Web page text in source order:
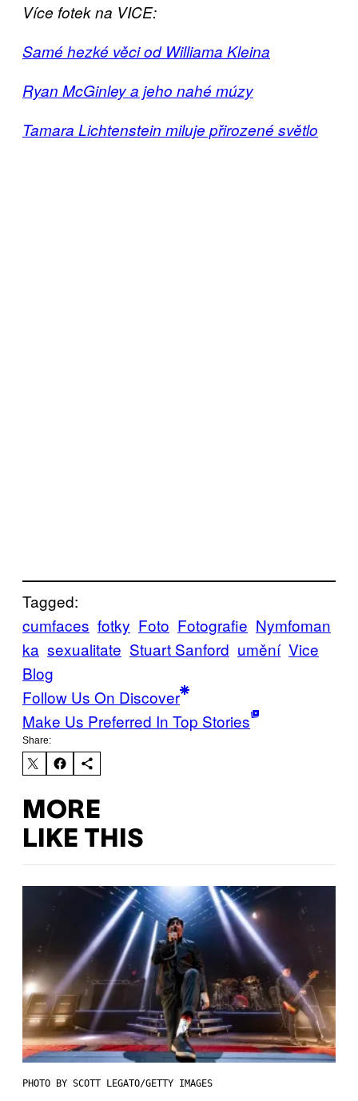
Více fotek na VICE:
Samé hezké věci od Williama Kleina
Ryan McGinley a jeho nahé múzy
Tamara Lichtenstein miluje přirozené světlo
Tagged:
cumfaces fotky Foto Fotografie Nymfoman
ka sexualitate Stuart Sanford umění Vice
Blog
Follow Us On Discover
Make Us Preferred In Top Stories
Share:
MORE
LIKE THIS
PHOTO BY SCOTT LEGATO/GETTY IMAGES